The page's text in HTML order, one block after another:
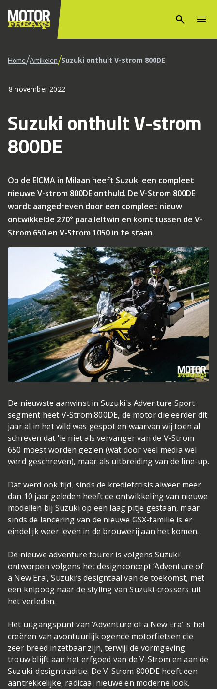
search menu
Home/Artikelen/Suzuki onthult V-strom 800DE
8 november 2022
Suzuki onthult V-strom
800DE
Op de EICMA in Milaan heeft Suzuki een compleet
nieuwe V-strom 800DE onthuld. De V-Strom 800DE
wordt aangedreven door een compleet nieuw
ontwikkelde 270° paralleltwin en komt tussen de V-
Strom 650 en V-Strom 1050 in te staan.
De nieuwste aanwinst in Suzuki's Adventure Sport
segment heet V-Strom 800DE, de motor die eerder dit
jaar al in het wild was gespot en waarvan wij toen al
schreven dat 'ie niet als vervanger van de V-Strom
650 moest worden gezien (wat door veel media wel
werd geschreven), maar als uitbreiding van de line-up.
Dat werd ook tijd, sinds de kredietcrisis alweer meer
dan 10 jaar geleden heeft de ontwikkeling van nieuwe
modellen bij Suzuki op een laag pitje gestaan, maar
sinds de lancering van de nieuwe GSX-familie is er
eindelijk weer leven in de brouwerij aan het komen.
De nieuwe adventure tourer is volgens Suzuki
ontworpen volgens het designconcept ‘Adventure of
a New Era’, Suzuki’s designtaal van de toekomst, met
een knipoog naar de styling van Suzuki-crossers uit
het verleden.
Het uitgangspunt van ‘Adventure of a New Era’ is het
creëren van avontuurlijk ogende motorfietsen die
zeer breed inzetbaar zijn, terwijl de vormgeving
trouw blijft aan het erfgoed van de V-Strom en aan de
Suzuki-designtraditie. De V-Strom 800DE heeft een
aantrekkelijke, radicaal nieuwe en moderne look.